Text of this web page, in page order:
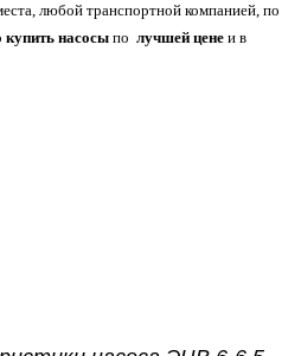
любой транспортной компанией, по
купить насосы по лучшей цене и в